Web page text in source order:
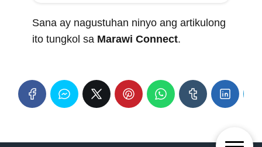
Sana ay nagustuhan ninyo ang artikulong
ito tungkol sa Marawi Connect.